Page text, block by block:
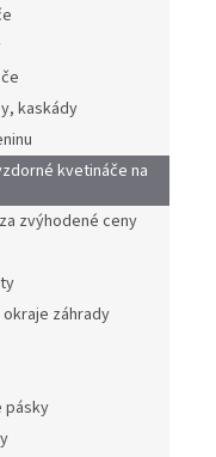
kaskády
kvetináče na
zvýhodené ceny
záhrady
pásky